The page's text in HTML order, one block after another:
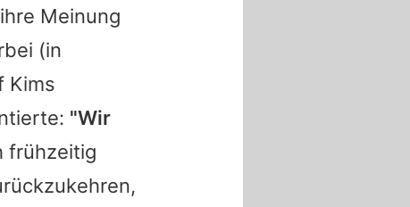
Meinung
(in
Kims
"Wir
frühzeitig